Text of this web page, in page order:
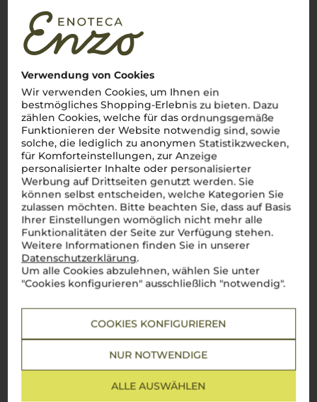
Verwendung von Cookies
Wir verwenden Cookies, um Ihnen ein
bestmögliches Shopping-Erlebnis zu bieten. Dazu
zählen Cookies, welche für das ordnungsgemäße
Funktionieren der Website notwendig sind, sowie
solche, die lediglich zu anonymen Statistikzwecken,
für Komforteinstellungen, zur Anzeige
personalisierter Inhalte oder personalisierter
Werbung auf Drittseiten genutzt werden. Sie
können selbst entscheiden, welche Kategorien Sie
zulassen möchten. Bitte beachten Sie, dass auf Basis
Ihrer Einstellungen womöglich nicht mehr alle
Funktionalitäten der Seite zur Verfügung stehen.
Weitere Informationen finden Sie in unserer
Datenschutzerklärung.
Um alle Cookies abzulehnen, wählen Sie unter
"Cookies konfigurieren" ausschließlich "notwendig".
COOKIES KONFIGURIEREN
NUR NOTWENDIGE
ALLE AUSWÄHLEN
Über die Rebsorte